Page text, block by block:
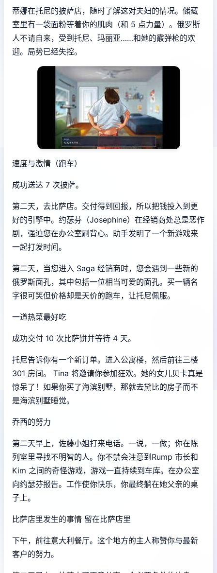
蒂娜在托尼的披萨店，随时了解这对夫妇的情况。储藏
室里有一袋面粉等着你的肌肉（和 5 点力量）。俄罗斯
人不请自来，受到托尼、玛丽亚……和她的霰弹枪的欢
迎。局势已经失控。
速度与激情（跑车）
成功送达 7 次披萨。
第二天，去比萨店。交付得到回报，所以把钱投入到更
好的引擎中。约瑟芬（Josephine）在经销商处总是恶作
剧，强迫您在办公室刷背心。助手发明了一个新游戏来
一起打发时间。
第二天，当您进入 Saga 经销商时，您会遇到一些新的
俄罗斯面孔，其中包括一位相当可爱的面孔。买一辆名
字很可笑但价格却是天价的跑车，让托尼佩服。
一道热菜最好吃
成功交付 10 次比萨饼并等待 4 天。
托尼告诉你有一个新订单。进入公寓楼，然后前往三楼
301 房间。 Tina 将邀请你参加狂欢。她的女儿贝卡真是
惊呆了！如果你买了海滨别墅，那就去黛比的房子而不
是海滨别墅睡觉。
乔西的努力
第二天早上，佐藤小姐打来电话。一说，一做；你在陈
列室里寻找不明智的人。你不禁会注意到Rump 市长和
Kim 之间的奇怪游戏，游戏一直持续到车库。在办公室
向约瑟芬报告。工作使你快乐，你最终躺在她父亲的桌
子上。
比萨店里发生的事情 留在比萨店里
下午，前往意大利餐厅。这个地方的主人称赞你与最新
客户的努力。